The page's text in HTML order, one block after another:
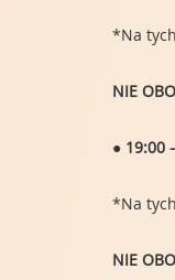
*Na
NIE
● 19:00
*Na
NIE